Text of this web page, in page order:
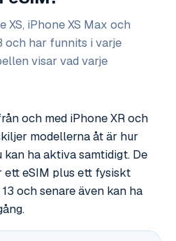
XS, iPhone XS Max och
och har funnits i varje
visar vad varje
och med iPhone XR och
modellerna åt är hur
kan ha aktiva samtidigt. De
ett eSIM plus ett fysiskt
och senare även kan ha